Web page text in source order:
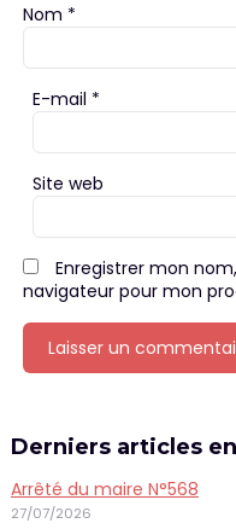
Nom *
E-mail *
Site web
Enregistrer mon
navigateur pour mon
Derniers articles
Arrêté du maire N°568
27/07/2026